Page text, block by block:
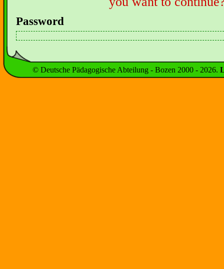
Password
© Deutsche Pädagogische Abteilung - Bozen 2000 - 2026.